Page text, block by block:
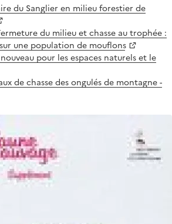
du Sanglier en milieu forestier de
du milieu et chasse au trophée :
une population de mouflons
pour les espaces naturels et le
de chasse des ongulés de montagne -